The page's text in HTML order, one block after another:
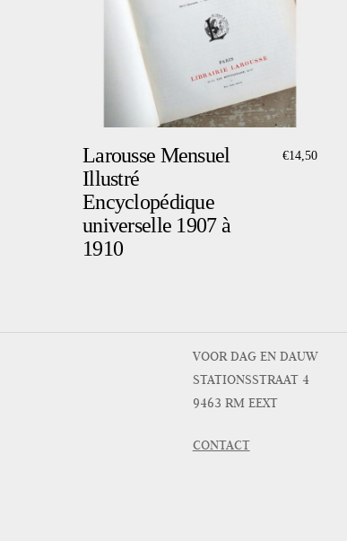
Larousse Mensuel
Illustré
Encyclopédique
universelle 1907 à
1910
€14,50
VOOR DAG EN DAUW
STATIONSSTRAAT 4
9463 RM EEXT
CONTACT